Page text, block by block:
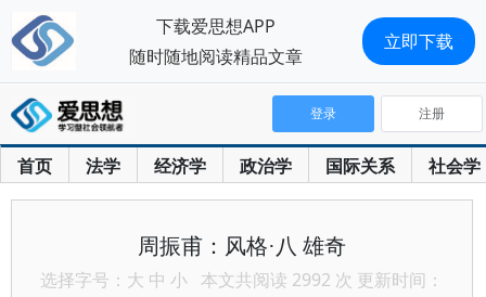
首页 法学 经济学 政治学 国际关系 社会学
登录 注册
周振甫：风格·八 雄奇
选择字号： 大 中 小 本文共阅读 2992 次 更新时间：
下载爱思想APP
随时随地阅读精品文章
立即下载